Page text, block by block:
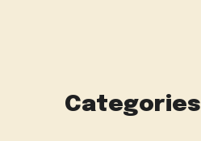
Categories